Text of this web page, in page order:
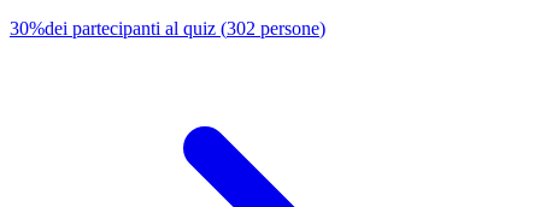
30%dei partecipanti al quiz (302 persone)